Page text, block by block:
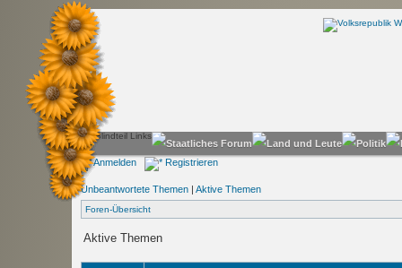
Anmelden Registrieren
Unbeantwortete Themen | Aktive Themen
Foren-Übersicht
Aktive Themen